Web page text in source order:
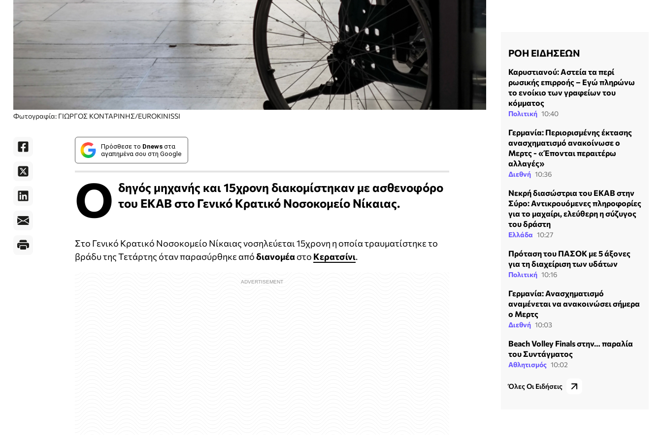
Φωτογραφία: ΓΙΩΡΓΟΣ ΚΟΝΤΑΡΙΝΗΣ/EUROKINISSI
Πρόσθεσε το Dnews στα
αγαπημένα σου στη Google
Ο δηγός μηχανής και 15χρονη διακομίστηκαν με ασθενοφόρο
του ΕΚΑΒ στο Γενικό Κρατικό Νοσοκομείο Νίκαιας.
Στο Γενικό Κρατικό Νοσοκομείο Νίκαιας νοσηλεύεται 15χρονη η οποία τραυματίστηκε το
βράδυ της Τετάρτης όταν παρασύρθηκε απόδιανομέα στο Κερατσίνι.
ΡΟΗ ΕΙΔΗΣΕΩΝ
Καρυστιανού: Αστεία τα περί
ρωσικής επιρροής – Εγώ πληρώνω
το ενοίκιο των γραφείων του
κόμματος
Πολιτική 10:40
Γερμανία: Περιορισμένης έκτασης
ανασχηματισμό ανακοίνωσε ο
Μερτς - «Έπονται περαιτέρω
αλλαγές»
Διεθνή 10:36
Νεκρή διασώστρια του ΕΚΑΒ στην
Σύρο: Αντικρουόμενες πληροφορίες
για το μαχαίρι, ελεύθερη η σύζυγος
του δράστη
Ελλάδα 10:27
Πρόταση του ΠΑΣΟΚ με 5 άξονες
για τη διαχείριση των υδάτων
Πολιτική 10:16
Γερμανία: Ανασχηματισμό
αναμένεται να ανακοινώσει σήμερα
ο Μερτς
Διεθνή 10:03
Beach Volley Finals στην… παραλία
του Συντάγματος
Αθλητισμός 10:02
Όλες Οι Ειδήσεις